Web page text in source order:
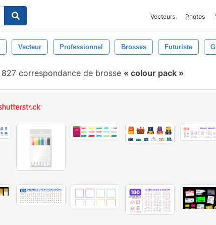
Vecteurs Photos
Vecteur Professionnel Brosses Futuriste
correspondance de brosse colour pack